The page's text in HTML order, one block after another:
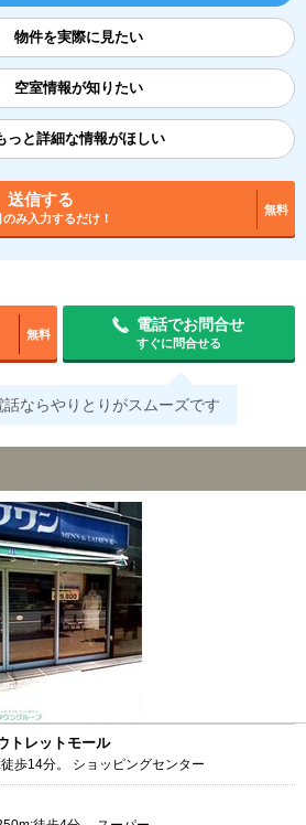
物件を実際に見たい
空室情報が知りたい
っと詳細な情報がほしい
送信する
のみ入力するだけ！
無料
無料
電話でお問合せ
すぐに問合せる
話ならやりとりがスムーズです
トレットモール
歩14分。 ショッピングセンター